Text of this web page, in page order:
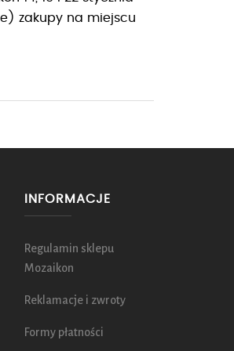
zakupy na miejscu
INFORMACJE
Regulamin sklepu
Mozaikon
Reklamacje i zwroty
Formy płatności